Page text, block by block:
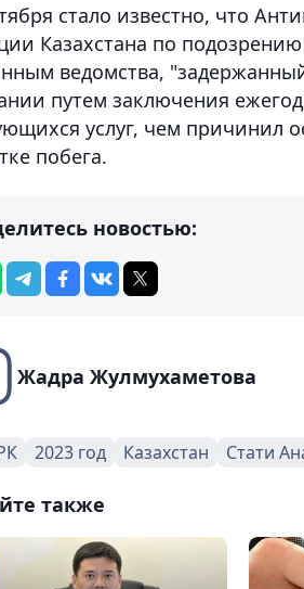
стало известно, что
Казахстана по
ведомства,
путем заключения
услуг, чем причинил
побега.
новостью:
Жадра Жулмухаметова
2023 год Казахстан Стати
также